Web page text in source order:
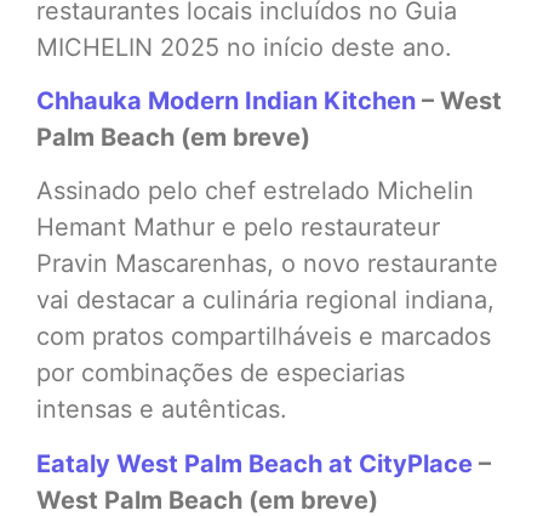
restaurantes locais incluídos no Guia
MICHELIN 2025 no início deste ano.
Chhauka Modern Indian Kitchen – West
Palm Beach (em breve)
Assinado pelo chef estrelado Michelin
Hemant Mathur e pelo restaurateur
Pravin Mascarenhas, o novo restaurante
vai destacar a culinária regional indiana,
com pratos compartilháveis e marcados
por combinações de especiarias
intensas e autênticas.
Eataly West Palm Beach at CityPlace –
West Palm Beach (em breve)